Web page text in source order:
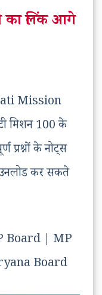
का लिंक आगे
Mission
मिशन 100 के
प्रश्नों के नोट्स
कर सकते
Board | MP
Board